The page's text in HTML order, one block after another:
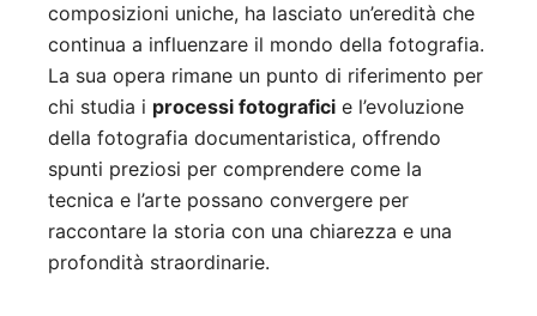
composizioni uniche, ha lasciato un’eredità che
continua a influenzare il mondo della fotografia.
La sua opera rimane un punto di riferimento per
chi studia i processi fotografici e l’evoluzione
della fotografia documentaristica, offrendo
spunti preziosi per comprendere come la
tecnica e l’arte possano convergere per
raccontare la storia con una chiarezza e una
profondità straordinarie.